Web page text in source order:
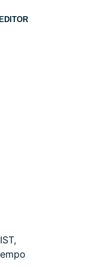
EDITOR